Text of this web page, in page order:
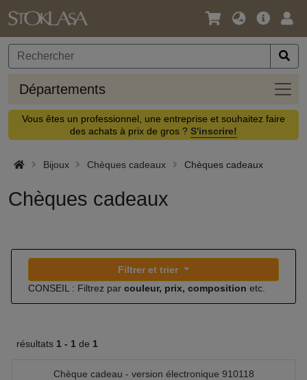
Langue
Devise
Offre
Départements
Vous êtes un professionnel, une entreprise et souhaitez faire
des achats à prix de gros ? S'inscrire!
Bijoux Chèques cadeaux Chèques cadeaux
Chèques cadeaux
Filtrer et trier
CONSEIL : Filtrez par couleur, prix, composition etc.
résultats 1 - 1 de 1
Chèque cadeau - version électronique 910118